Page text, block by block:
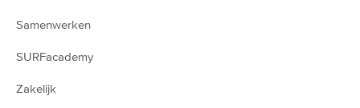
Samenwerken
SURFacademy
Zakelijk